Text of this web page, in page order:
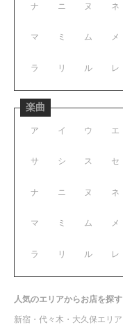
ナ ニ ヌ ネ
マ ミ ム メ
ラ リ ル レ
楽曲
ア イ ウ エ
サ シ ス セ
ナ ニ ヌ ネ
マ ミ ム メ
ラ リ ル レ
人気のエリアからお店を探す
新宿・代々木・大久保エリア